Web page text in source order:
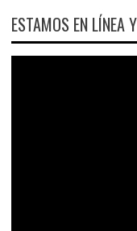
ESTAMOS EN LÍNEA